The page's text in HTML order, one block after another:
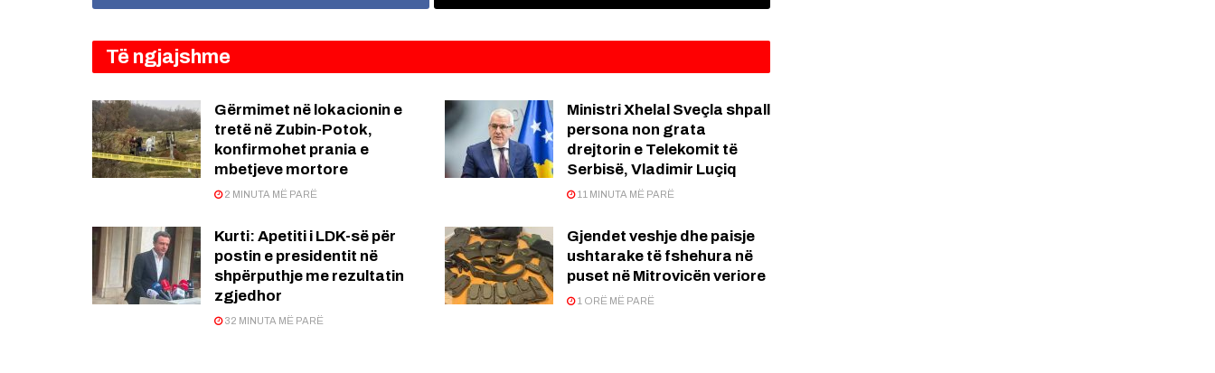
Të ngjajshme
Gërmimet në lokacionin e
tretë në Zubin-Potok,
konfirmohet prania e
mbetjeve mortore
2 MINUTA MË PARË
Ministri Xhelal Sveçla shpall
persona non grata
drejtorin e Telekomit të
Serbisë, Vladimir Luçiq
11 MINUTA MË PARË
Kurti: Apetiti i LDK-së për
postin e presidentit në
shpërputhje me rezultatin
zgjedhor
32 MINUTA MË PARË
Gjendet veshje dhe paisje
ushtarake të fshehura në
puset në Mitrovicën veriore
1 ORË MË PARË